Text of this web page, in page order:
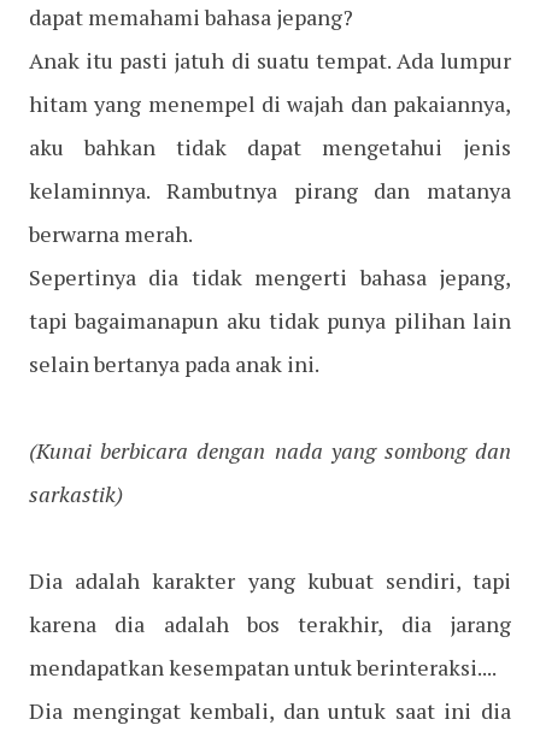
dapat memahami bahasa jepang?
Anak itu pasti jatuh di suatu tempat. Ada lumpur
hitam yang menempel di wajah dan pakaiannya,
aku bahkan tidak dapat mengetahui jenis
kelaminnya. Rambutnya pirang dan matanya
berwarna merah.
Sepertinya dia tidak mengerti bahasa jepang,
tapi bagaimanapun aku tidak punya pilihan lain
selain bertanya pada anak ini.
(Kunai berbicara dengan nada yang sombong dan
sarkastik)
Dia adalah karakter yang kubuat sendiri, tapi
karena dia adalah bos terakhir, dia jarang
mendapatkan kesempatan untuk berinteraksi....
Dia mengingat kembali, dan untuk saat ini dia